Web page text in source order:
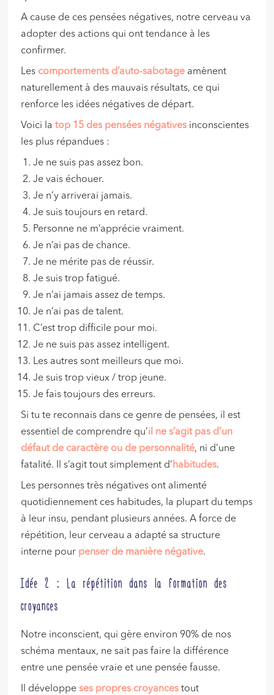
A cause de ces pensées négatives, notre cerveau va
adopter des actions qui ont tendance à les
confirmer.
Les comportements d’auto-sabotage amènent
naturellement à des mauvais résultats, ce qui
renforce les idées négatives de départ.
Voici latop 15 des pensées négatives inconscientes
les plus répandues :
Je ne suis pas assez bon.
Je vais échouer.
Je n’y arriverai jamais.
Je suis toujours en retard.
Personne ne m’apprécie vraiment.
Je n’ai pas de chance.
Je ne mérite pas de réussir.
Je suis trop fatigué.
Je n’ai jamais assez de temps.
Je n’ai pas de talent.
C’est trop difficile pour moi.
Je ne suis pas assez intelligent.
Les autres sont meilleurs que moi.
Je suis trop vieux / trop jeune.
Je fais toujours des erreurs.
Si tu te reconnais dans ce genre de pensées, il est
essentiel de comprendre qu’il ne s’agit pas d’un
défaut de caractère ou de personnalité, ni d’une
fatalité. Il s’agit tout simplement d’ habitudes.
Les personnes très négatives ont alimenté
quotidiennement ces habitudes, la plupart du temps
à leur insu, pendant plusieurs années. A force de
répétition, leur cerveau a adapté sa structure
interne pour penser de manière négative.
Idée 2 : La répétition dans la formation des
croyances
Notre inconscient, qui gère environ 90% de nos
schéma mentaux, ne sait pas faire la différence
entre une pensée vraie et une pensée fausse.
Il développeses propres croyances tout